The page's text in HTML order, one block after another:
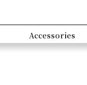
Accessories